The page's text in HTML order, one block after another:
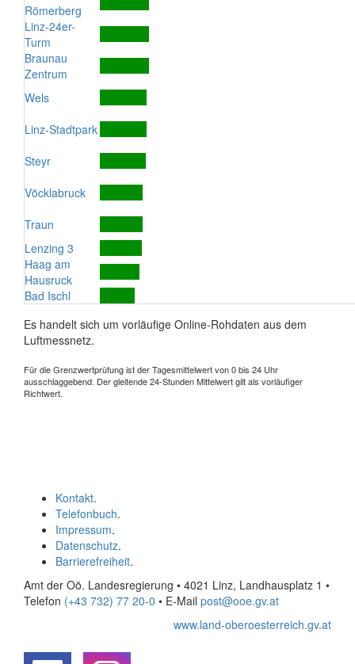
Römerberg
Linz-24er-
Turm
Braunau
Zentrum
Wels
Linz-Stadtpark
Steyr
Vöcklabruck
Traun
Lenzing 3
Haag am
Hausruck
Bad Ischl
Es handelt sich um vorläufige Online-Rohdaten aus dem
Luftmessnetz.
Für die Grenzwertprüfung ist der Tagesmittelwert von 0 bis 24 Uhr
ausschlaggebend. Der gleitende 24-Stunden Mittelwert gilt als vorläufiger
Richtwert.
Kontakt.
Telefonbuch.
Impressum.
Datenschutz.
Barrierefreiheit.
Amt der Oö. Landesregierung • 4021 Linz, Landhausplatz 1 •
Telefon (+43 732) 77 20-0 • E-Mail post@ooe.gv.at
www.land-oberoesterreich.gv.at